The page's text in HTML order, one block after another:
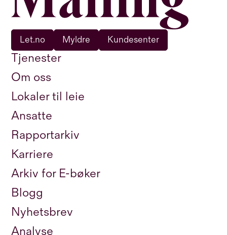
Tjenester
Om oss
Lokaler til leie
Ansatte
Rapportarkiv
Karriere
Arkiv for E-bøker
Blogg
Nyhetsbrev
Analyse
Let.no Myldre Kundesenter